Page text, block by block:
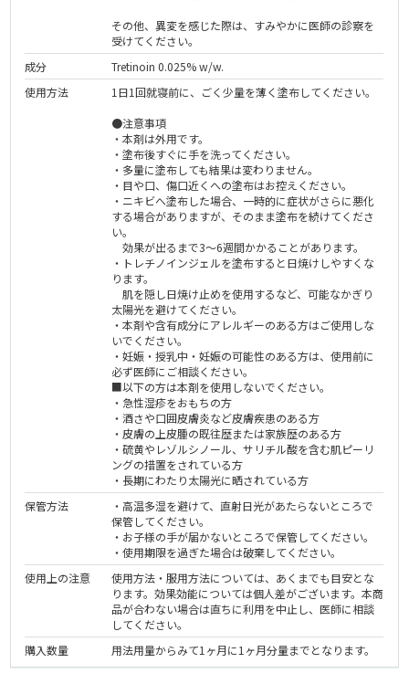
その他、異変を感じた際は、すみやかに医師の診察を
受けてください。
成分
Tretinoin 0.025% w/w.
使用方法
1日1回就寝前に、ごく少量を薄く塗布してください。
●注意事項
・本剤は外用です。
・塗布後すぐに手を洗ってください。
・多量に塗布しても結果は変わりません。
・目や口、傷口近くへの塗布はお控えください。
・ニキビへ塗布した場合、一時的に症状がさらに悪化
する場合がありますが、そのまま塗布を続けてくださ
い。
効果が出るまで3～6週間かかることがあります。
・トレチノインジェルを塗布すると日焼けしやすくな
ります。
肌を隠し日焼け止めを使用するなど、可能なかぎり
太陽光を避けてください。
・本剤や含有成分にアレルギーのある方はご使用しな
いでください。
・妊娠・授乳中・妊娠の可能性のある方は、使用前に
必ず医師にご相談ください。
■以下の方は本剤を使用しないでください。
・急性湿疹をおもちの方
・酒さや口囲皮膚炎など皮膚疾患のある方
・皮膚の上皮腫の既往歴または家族歴のある方
・硫黄やレゾルシノール、サリチル酸を含む肌ピーリ
ングの措置をされている方
・長期にわたり太陽光に晒されている方
保管方法
・高温多湿を避けて、直射日光があたらないところで
保管してください。
・お子様の手が届かないところで保管してください。
・使用期限を過ぎた場合は破棄してください。
使用上の注意
使用方法・服用方法については、あくまでも目安とな
ります。効果効能については個人差がございます。本商
品が合わない場合は直ちに利用を中止し、医師に相談
してください。
購入数量
用法用量からみて1ヶ月に1ヶ月分量までとなります。